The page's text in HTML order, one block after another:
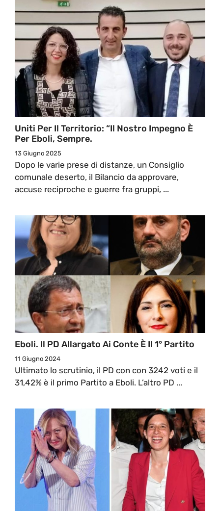
Uniti Per Il Territorio: “Il Nostro Impegno È
Per Eboli, Sempre.
13 Giugno 2025
Dopo le varie prese di distanze, un Consiglio
comunale deserto, il Bilancio da approvare,
accuse reciproche e guerre fra gruppi, ...
Eboli. Il PD Allargato Ai Conte È Il 1° Partito
11 Giugno 2024
Ultimato lo scrutinio, il PD con con 3242 voti e il
31,42% è il primo Partito a Eboli. L’altro PD ...